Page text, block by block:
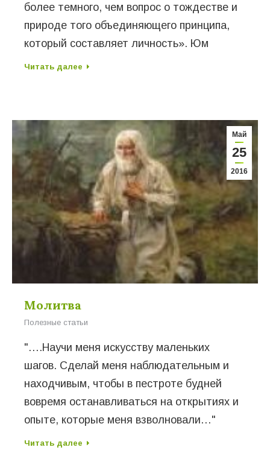
более темного, чем вопрос о тождестве и
природе того объединяющего принципа,
который составляет личность». Юм
Читать далее
Май
25
2016
Молитва
Полезные статьи
"….Научи меня искусству маленьких
шагов. Сделай меня наблюдательным и
находчивым, чтобы в пестроте будней
вовремя останавливаться на открытиях и
опыте, которые меня взволновали…"
Читать далее